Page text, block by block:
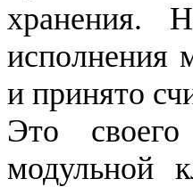
хранения.
исполнения
и принято
Это
модульной